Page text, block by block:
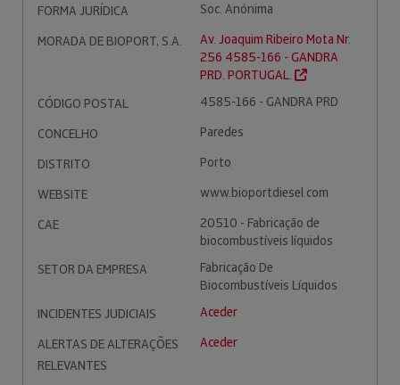
FORMA JURÍDICA
Soc. Anónima
MORADA DE BIOPORT, S.A.
Av. Joaquim Ribeiro Mota Nr.
256 4585-166 - GANDRA
PRD. PORTUGAL.
CÓDIGO POSTAL
4585-166 - GANDRA PRD
CONCELHO
Paredes
DISTRITO
Porto
WEBSITE
www.bioportdiesel.com
CAE
20510 - Fabricação de
biocombustíveis líquidos
SETOR DA EMPRESA
Fabricação De
Biocombustíveis Líquidos
INCIDENTES JUDICIAIS
Aceder
ALERTAS DE ALTERAÇÕES
RELEVANTES
Aceder